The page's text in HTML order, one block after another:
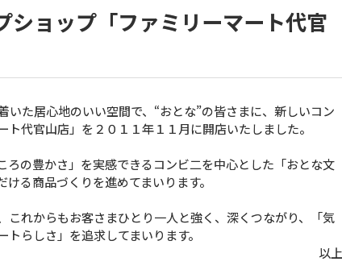
ョップ「ファミリーマート代官
た居心地のいい空間で、“おとな”の皆さまに、新しいコン
代官山店」を２０１１年１１月に開店いたしました。
の豊かさ」を実感できるコンビ二を中心とした「おとな文
る商品づくりを進めてまいります。
れからもお客さまひとり一人と強く、深くつながり、「気
らしさ」を追求してまいります。
以上